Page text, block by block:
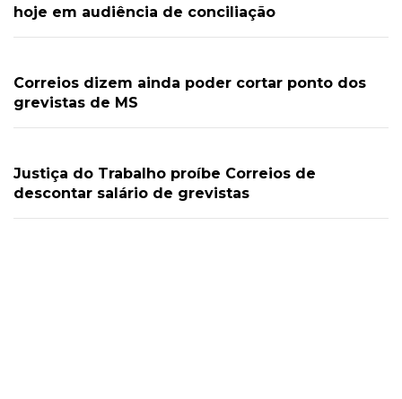
hoje em audiência de conciliação
Correios dizem ainda poder cortar ponto dos
grevistas de MS
Justiça do Trabalho proíbe Correios de
descontar salário de grevistas